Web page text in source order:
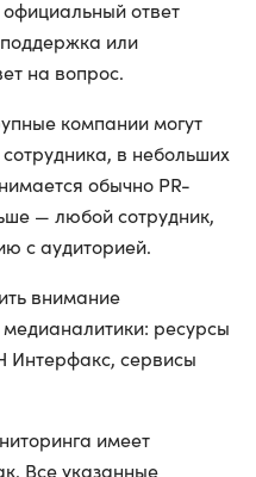
ответ
или
на вопрос.
компании могут
в небольших
обычно PR-
— любой сотрудник,
с аудиторией.
внимание
ресурсы
Интерфакс, сервисы
имеет
Все указанные